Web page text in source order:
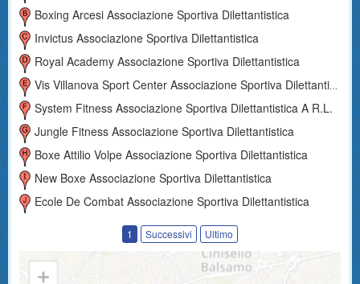
Boxing Arcesi Associazione Sportiva Dilettantistica
Invictus Associazione Sportiva Dilettantistica
Royal Academy Associazione Sportiva Dilettantistica
Vis Villanova Sport Center Associazione Sportiva Dilettantistica
System Fitness Associazione Sportiva Dilettantistica A R.l.
Jungle Fitness Associazione Sportiva Dilettantistica
Boxe Attilio Volpe Associazione Sportiva Dilettantistica
New Boxe Associazione Sportiva Dilettantistica
Ecole De Combat Associazione Sportiva Dilettantistica
1 Successivi Ultimo